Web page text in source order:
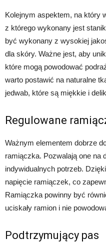
Kolejnym aspektem, na który
z którego wykonany jest
być wykonany z wysokiej
dla skóry. Ważne jest, aby
które mogą powodować
warto postawić na naturalne
jedwab, które są miękkie i
Regulowane
Ważnym elementem dobrze
ramiączka. Pozwalają one na
indywidualnych potrzeb.
napięcie ramiączek, co
Ramiączka powinny być
uciskały ramion i nie
Podtrzymujący pas